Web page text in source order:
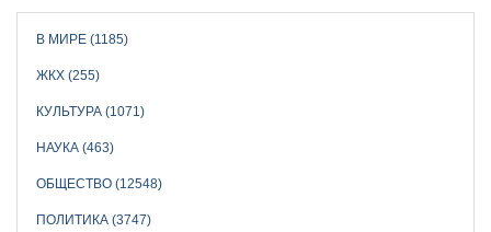
В МИРЕ (1185)
ЖКХ (255)
КУЛЬТУРА (1071)
НАУКА (463)
ОБЩЕСТВО (12548)
ПОЛИТИКА (3747)